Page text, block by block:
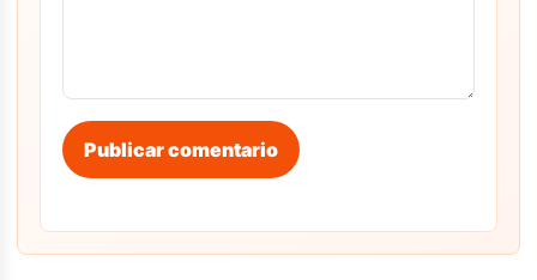
Publicar comentario